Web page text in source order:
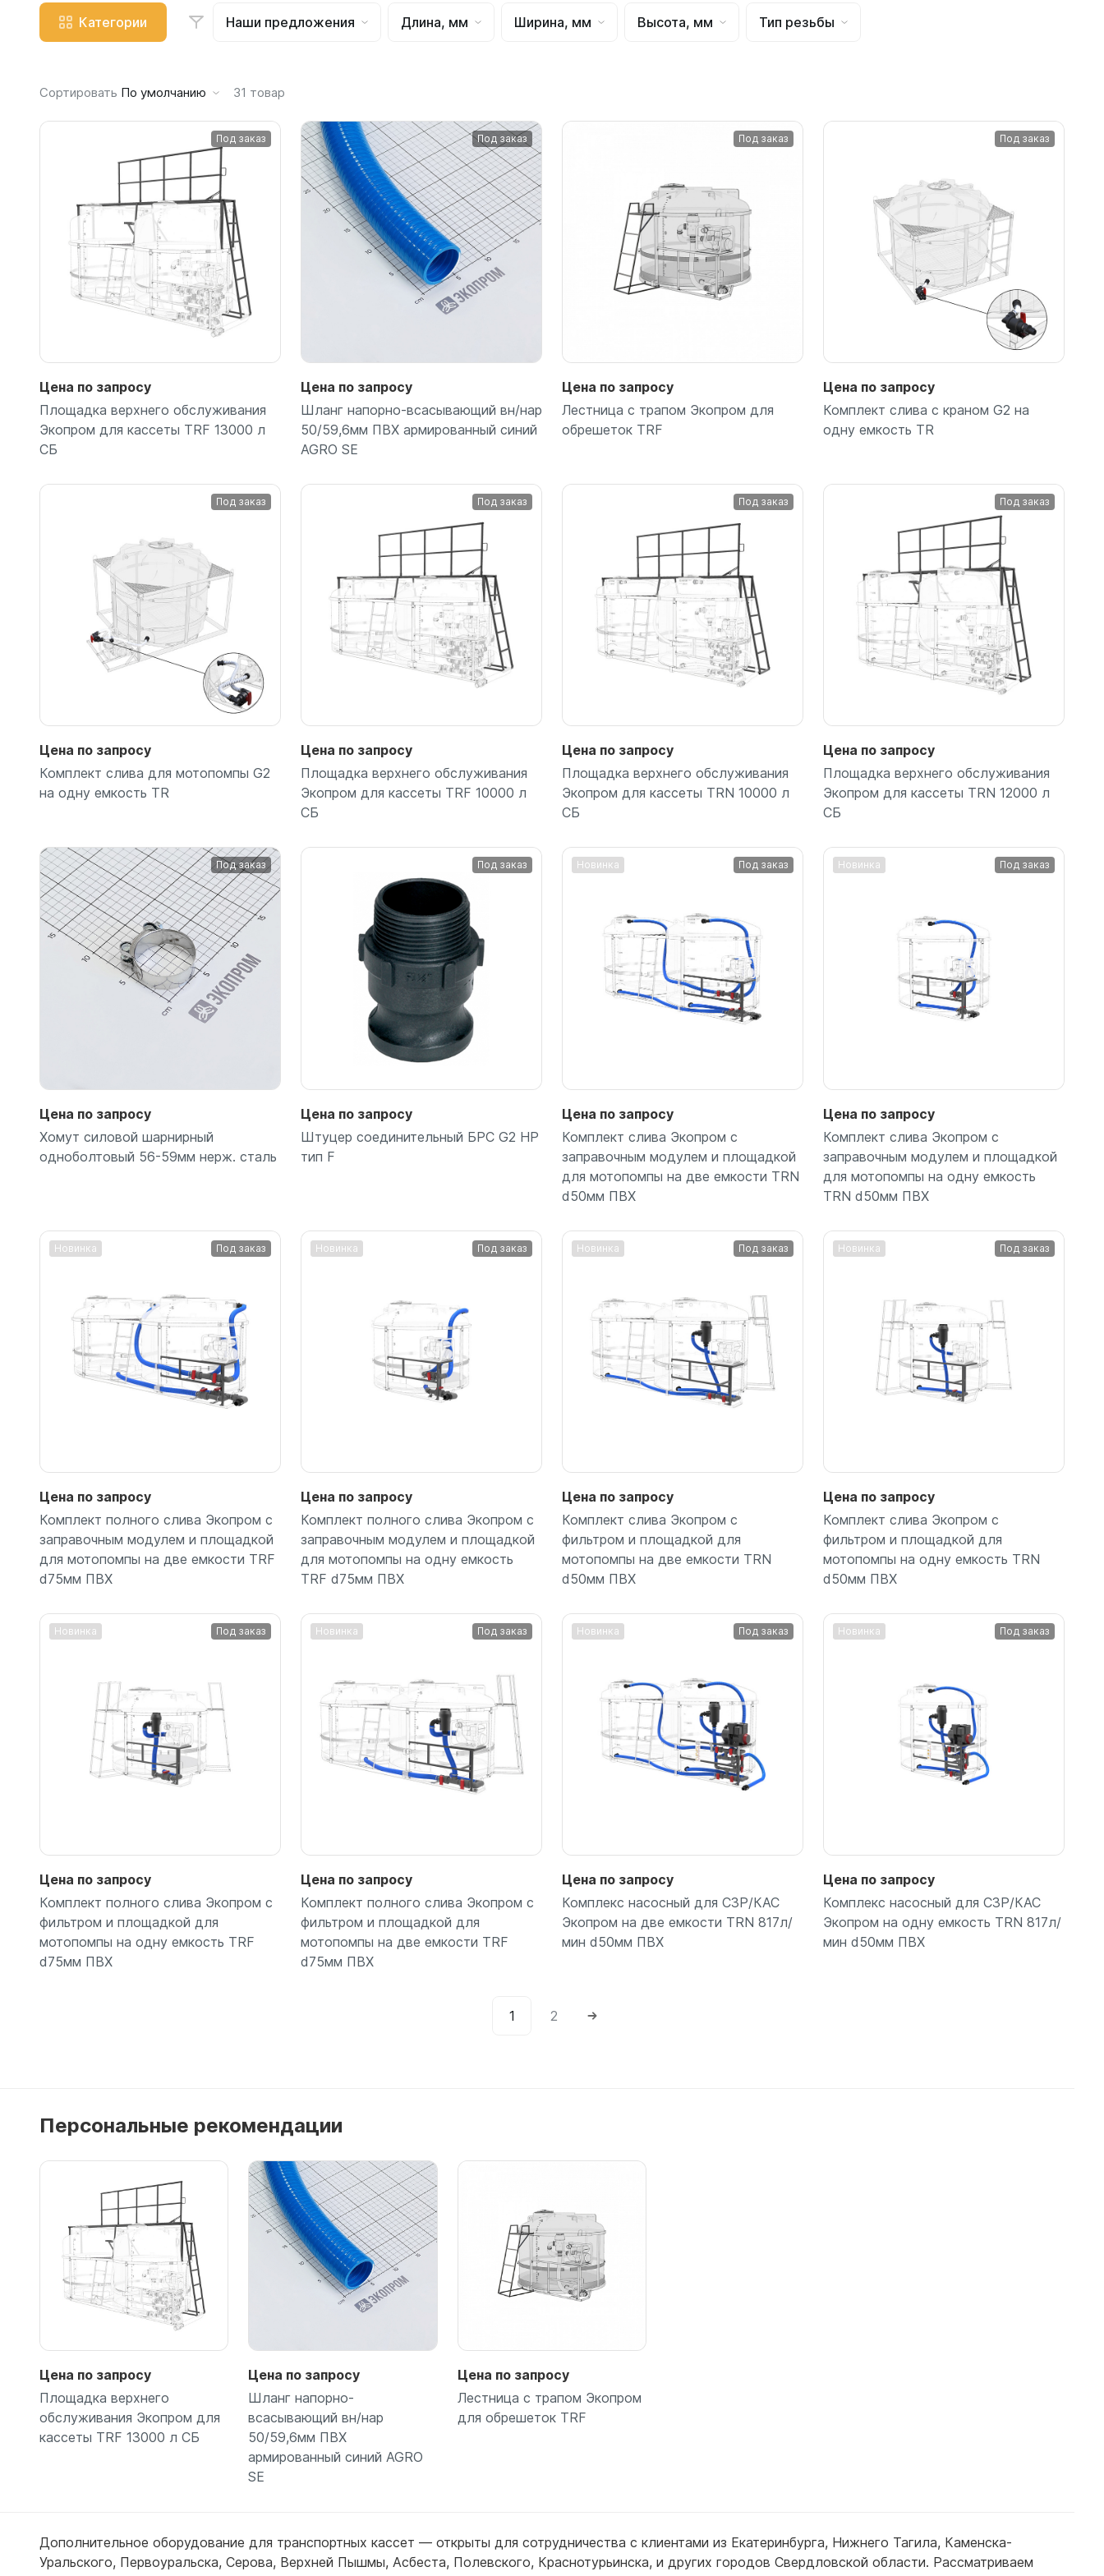
Емкости для воды 4000 литров
Емкости для воды 1500 литров
Емкости для воды 1000 литров
Емкости для воды 750 литров
Емкости для воды 600 литров
Емкости для воды 500 литров
Емкости для воды 400 литров
Емкости для воды 300 литров
Емкости для воды 240 литров
Емкости для воды 200 литров
ЦКТ для ферментации
Категории Наши предложения Длина, мм Ширина, мм Высота, мм Тип резьбы
Сортировать По умолчанию 31 товар
Под заказ
Подробнее
Цена по запросу
Площадка верхнего обслуживания
Экопром для кассеты TRF 13000 л
СБ
Под заказ
Подробнее
Цена по запросу
Шланг напорно-всасывающий вн/нар
50/59,6мм ПВХ армированный синий
AGRO SE
Под заказ
Подробнее
Цена по запросу
Лестница с трапом Экопром для
обрешеток TRF
Под заказ
Подробнее
Цена по запросу
Комплект слива с краном G2 на
одну емкость TR
Под заказ
Подробнее
Цена по запросу
Комплект слива для мотопомпы G2
на одну емкость TR
Под заказ
Подробнее
Цена по запросу
Площадка верхнего обслуживания
Экопром для кассеты TRF 10000 л
СБ
Под заказ
Подробнее
Цена по запросу
Площадка верхнего обслуживания
Экопром для кассеты TRN 10000 л
СБ
Под заказ
Подробнее
Цена по запросу
Площадка верхнего обслуживания
Экопром для кассеты TRN 12000 л
СБ
Под заказ
Подробнее
Цена по запросу
Хомут силовой шарнирный
одноболтовый 56-59мм нерж. сталь
Под заказ
Подробнее
Цена по запросу
Штуцер соединительный БРС G2 НР
тип F
Новинка Под заказ
Подробнее
Цена по запросу
Комплект слива Экопром с
заправочным модулем и площадкой
для мотопомпы на две емкости TRN
d50мм ПВХ
Новинка Под заказ
Подробнее
Цена по запросу
Комплект слива Экопром с
заправочным модулем и площадкой
для мотопомпы на одну емкость
TRN d50мм ПВХ
Новинка Под заказ
Подробнее
Цена по запросу
Комплект полного слива Экопром с
заправочным модулем и площадкой
для мотопомпы на две емкости TRF
d75мм ПВХ
Новинка Под заказ
Подробнее
Цена по запросу
Комплект полного слива Экопром с
заправочным модулем и площадкой
для мотопомпы на одну емкость
TRF d75мм ПВХ
Новинка Под заказ
Подробнее
Цена по запросу
Комплект слива Экопром с
фильтром и площадкой для
мотопомпы на две емкости TRN
d50мм ПВХ
Новинка Под заказ
Подробнее
Цена по запросу
Комплект слива Экопром с
фильтром и площадкой для
мотопомпы на одну емкость TRN
d50мм ПВХ
Новинка Под заказ
Цена по запросу
Комплект полного слива Экопром с
фильтром и площадкой для
мотопомпы на одну емкость TRF
d75мм ПВХ
Новинка Под заказ
Цена по запросу
Комплект полного слива Экопром с
фильтром и площадкой для
мотопомпы на две емкости TRF
d75мм ПВХ
Новинка Под заказ
Цена по запросу
Комплекс насосный для СЗР/КАС
Экопром на две емкости TRN 817л/
мин d50мм ПВХ
Новинка Под заказ
Цена по запросу
Комплекс насосный для СЗР/КАС
Экопром на одну емкость TRN 817л/
мин d50мм ПВХ
1 2
Персональные рекомендации
Цена по запросу
Площадка верхнего
обслуживания Экопром для
кассеты TRF 13000 л СБ
Цена по запросу
Шланг напорно-
всасывающий вн/нар
50/59,6мм ПВХ
армированный синий AGRO
SE
Цена по запросу
Лестница с трапом Экопром
для обрешеток TRF
Дополнительное оборудование для транспортных кассет — открыты для сотрудничества с клиентами из Екатеринбурга, Нижнего Тагила, Каменска-
Уральского, Первоуральска, Серова, Верхней Пышмы, Асбеста, Полевского, Краснотурьинска, и других городов Свердловской области. Рассматриваем